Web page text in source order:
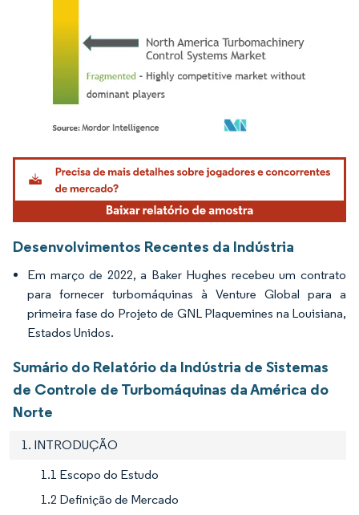
Imagem © Mordor Intelligence. O reuso requer atribuição conforme CC BY 4.0.
Desenvolvimentos Recentes da Indústria
Em março de 2022, a Baker Hughes recebeu um contrato
para fornecer turbomáquinas à Venture Global para a
primeira fase do Projeto de GNL Plaquemines na Louisiana,
Estados Unidos.
Sumário do Relatório da Indústria de Sistemas
de Controle de Turbomáquinas da América do
Norte
1. INTRODUÇÃO
1.1 Escopo do Estudo
1.2 Definição de Mercado